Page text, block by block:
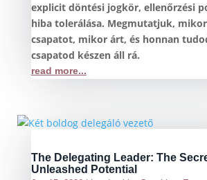
explicit döntési jogkör, ellenőrzési
hiba tolerálása. Megmutatjuk,
csapatot, mikor árt, és honnan
csapatod készen áll rá.
read more...
The Delegating Leader: The
Unleashed Potential